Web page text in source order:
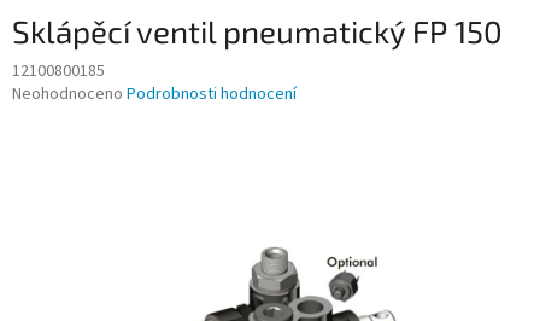
Sklápěcí ventil pneumatický FP 150
12100800185
Průměrné
Neohodnoceno Podrobnosti hodnocení